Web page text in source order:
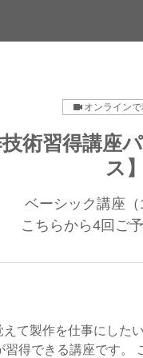
オンライン
術習得講座
ス】
ベーシック講座（
こちらから4回ご
て製作を仕事にした
得できる講座です。